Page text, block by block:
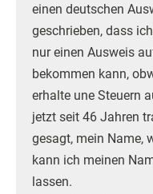
einen deutschen
geschrieben, dass
nur einen Ausweis
bekommen kann,
erhalte une Steuern
jetzt seit 46 Jahren
gesagt, mein Name,
kann ich meinen
lassen.